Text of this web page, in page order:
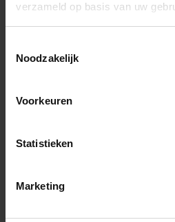
verzameld op basis van uw
Noodzakelijk
Voorkeuren
Statistieken
Marketing
Klachtenregeling Ome Dick
Privacyverklaring Ome Dick